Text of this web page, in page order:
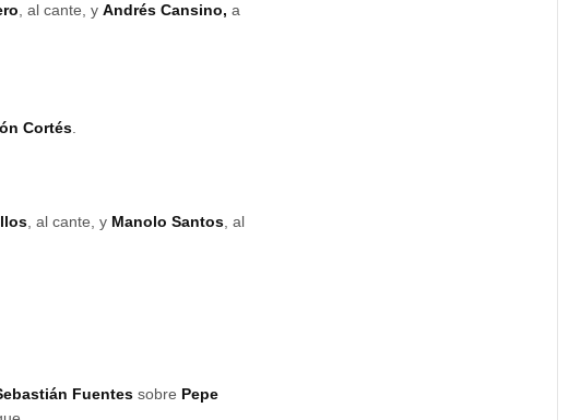
, al cante, yAndrés Cansino,a
Cortés
, al cante, y Manolo Santos , al
Fuentes sobre Pepe